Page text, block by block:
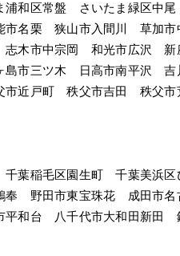
和区常盤　さいたま緑区中
名栗　狭山市入間川　草加
木市中宗岡　和光市広沢　
市三ツ木　日高市南平沢　
近戸町　秩父市吉田　秩父
葉稲毛区園生町　千葉美浜
　野田市東宝珠花　成田市
和台　八千代市大和田新田